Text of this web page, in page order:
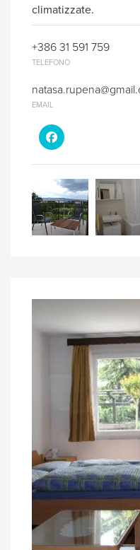
climatizzate.
+386 31 591 759
TELEFONO
EMAIL